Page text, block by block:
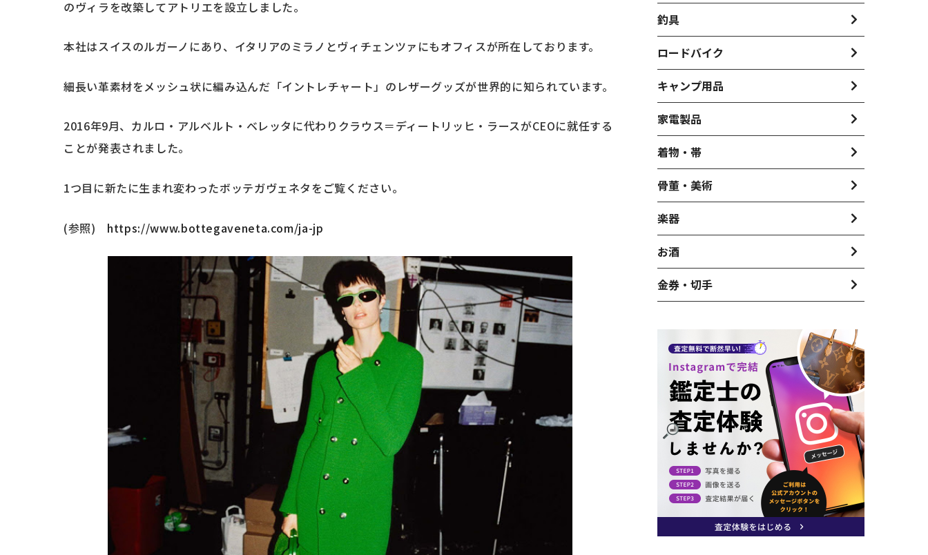
のヴィラを改築してアトリエを設立しました。
本社はスイスのルガーノにあり、イタリアのミラノとヴィチェンツァにもオフィスが所在しております。
細長い革素材をメッシュ状に編み込んだ「イントレチャート」のレザーグッズが世界的に知られています。
2016年9月、カルロ・アルベルト・ベレッタに代わりクラウス＝ディートリッヒ・ラースがCEOに就任する
ことが発表されました。
1つ目に新たに生まれ変わったボッテガヴェネタをご覧ください。
(参照) https://www.bottegaveneta.com/ja-jp
釣具
ロードバイク
キャンプ用品
家電製品
着物・帯
骨董・美術
楽器
お酒
金券・切手